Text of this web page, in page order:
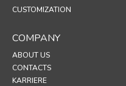
CUSTOMIZATION
COMPANY
ABOUT US
CONTACTS
KARRIERE